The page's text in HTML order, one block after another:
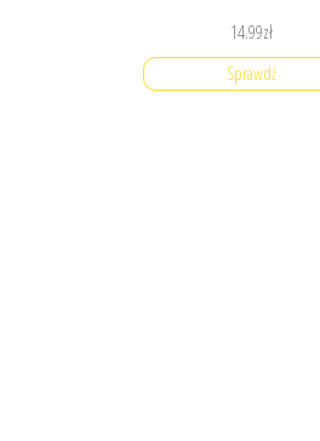
14.99zł
Sprawdź